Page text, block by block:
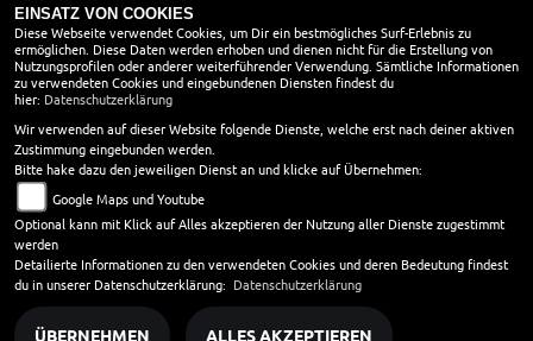
ÖFFNUNGSZEITEN
WERKSTATT
Montag:
08:30 - 12:30 und 13:00 - 17:00
Dienstag:
08:30 - 12:30 und 13:00 - 17:00
Mittwoch:
08:30 - 12:30 und 13:00 - 17:00
Donnerstag:
08:30 - 12:30 und 13:00 - 17:00
Freitag:
08:30 - 12:30 und 13:00 - 17:00
Samstag:
10:00 - 13:00
Sonntag:
geschlossen
EINSATZ VON COOKIES
Diese Webseite verwendet Cookies, um Dir ein bestmögliches Surf-Erlebnis zu
ermöglichen. Diese Daten werden erhoben und dienen nicht für die Erstellung von
Nutzungsprofilen oder anderer weiterführender Verwendung. Sämtliche Informationen
zu verwendeten Cookies und eingebundenen Diensten findest du
hier: Datenschutzerklärung
Wir verwenden auf dieser Website folgende Dienste, welche erst nach deiner aktiven
Zustimmung eingebunden werden.
Bitte hake dazu den jeweiligen Dienst an und klicke auf Übernehmen:
Google Maps und Youtube
Optional kann mit Klick auf Alles akzeptieren der Nutzung aller Dienste zugestimmt
werden
Detailierte Informationen zu den verwendeten Cookies und deren Bedeutung findest
du in unserer Datenschutzerklärung: Datenschutzerklärung
ÜBERNEHMEN ALLES AKZEPTIEREN